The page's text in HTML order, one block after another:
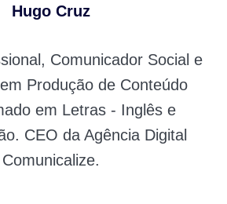
Hugo Cruz
Comunicador Social e
Produção de Conteúdo
em Letras - Inglês e
CEO da Agência Digital
Comunicalize.